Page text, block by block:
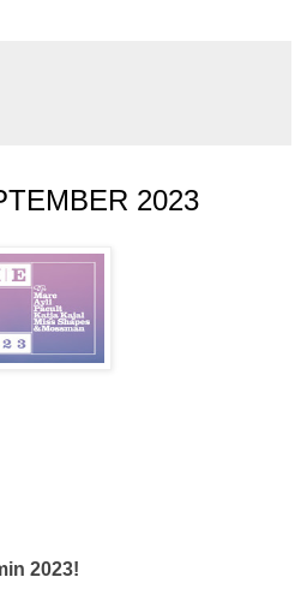
2023
2023!